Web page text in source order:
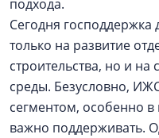
подхода.
Сегодня
только на развитие
строительства, но и
среды. Безусловно,
сегментом, особенно в
важно поддерживать.